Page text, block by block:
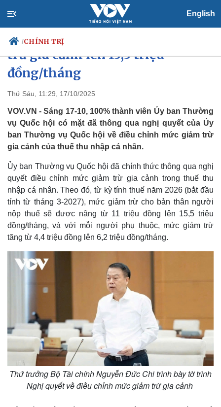
English
/CHÍNH TRỊ
Chính trị
Tổ chức nhân sự
Quốc hội
Nhận diện sự thật
Tin 24h
Dự báo thời tiết
Giáo dục
Dấu ấn VOV
Việc làm
Từ 2026, tăng mạnh mức giảm
trừ gia cảnh lên 15,5 triệu
đồng/tháng
Thứ Sáu, 11:29, 17/10/2025
VOV.VN - Sáng 17-10, 100% thành viên Ủy ban Thường
vụ Quốc hội có mặt đã thông qua nghị quyết của Ủy
ban Thường vụ Quốc hội về điều chỉnh mức giảm trừ
gia cảnh của thuế thu nhập cá nhân.
Ủy ban Thường vụ Quốc hội đã chính thức thông qua nghị
quyết điều chỉnh mức giảm trừ gia cảnh trong thuế thu
nhập cá nhân. Theo đó, từ kỳ tính thuế năm 2026 (bắt đầu
tính từ tháng 3-2027), mức giảm trừ cho bản thân người
nộp thuế sẽ được nâng từ 11 triệu đồng lên 15,5 triệu
đồng/tháng, và với mỗi người phụ thuộc, mức giảm trừ
tăng từ 4,4 triệu đồng lên 6,2 triệu đồng/tháng.
Thứ trưởng Bộ Tài chính Nguyễn Đức Chi trình bày tờ trình
Nghị quyết về điều chỉnh mức giảm trừ gia cảnh